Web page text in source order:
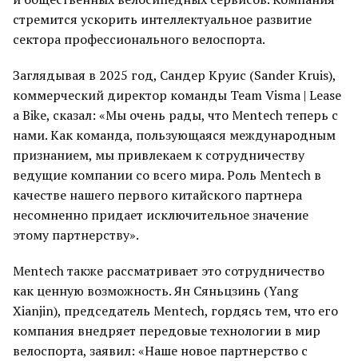
стремится ускорить интеллектуальное развитие
сектора профессионального велоспорта.
Заглядывая в 2025 год, Сандер Круис (Sander Kruis),
коммерческий директор команды Team Visma | Lease
a Bike, сказал: «Мы очень рады, что Mentech теперь с
нами. Как команда, пользующаяся международным
признанием, мы привлекаем к сотрудничеству
ведущие компании со всего мира. Роль Mentech в
качестве нашего первого китайского партнера
несомненно придает исключительное значение
этому партнерству».
Mentech также рассматривает это сотрудничество
как ценную возможность. Ян Сяньцзинь (Yang
Xianjin), председатель Mentech, гордясь тем, что его
компания внедряет передовые технологии в мир
велоспорта, заявил: «Наше новое партнерство с